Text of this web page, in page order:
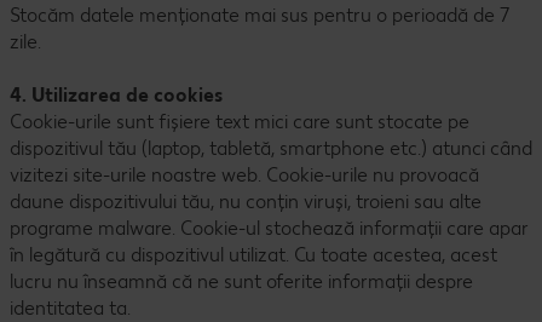
Stocăm datele menționate mai sus pentru o perioadă de 7
zile.
4. Utilizarea de cookies
Cookie-urile sunt fișiere text mici care sunt stocate pe
dispozitivul tău (laptop, tabletă, smartphone etc.) atunci când
vizitezi site-urile noastre web. Cookie-urile nu provoacă
daune dispozitivului tău, nu conțin viruși, troieni sau alte
programe malware. Cookie-ul stochează informații care apar
în legătură cu dispozitivul utilizat. Cu toate acestea, acest
lucru nu înseamnă că ne sunt oferite informații despre
identitatea ta.